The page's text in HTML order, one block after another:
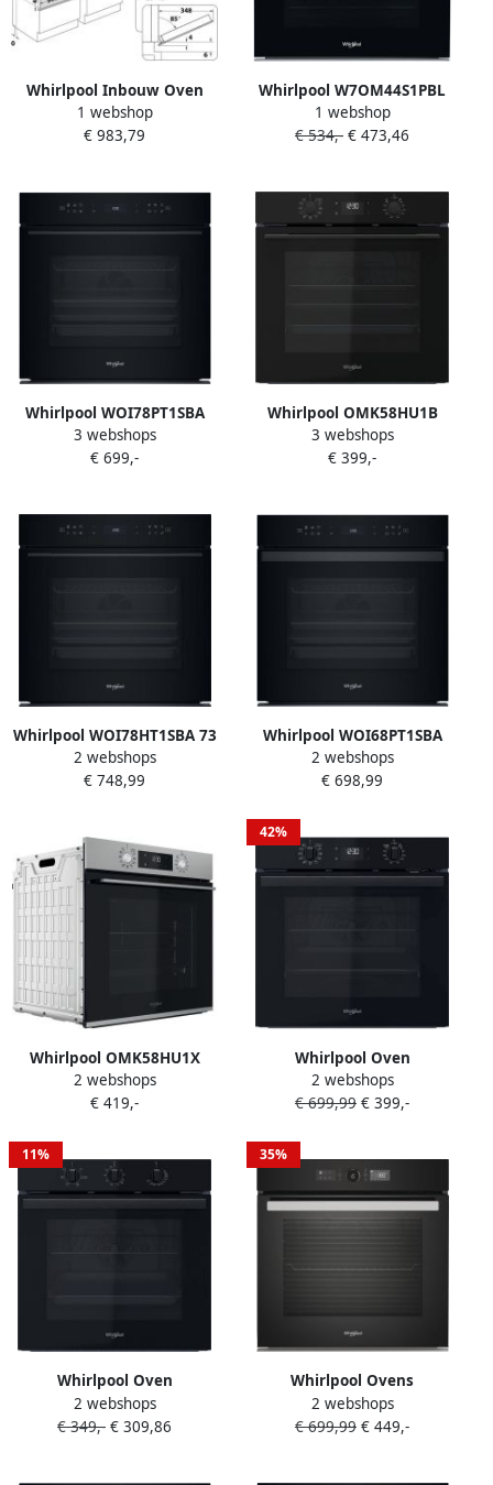
Whirlpool Inbouw Oven
W7ME450NB |
Microgolfovens |
8003437396601
1 webshop
€ 983,79
Whirlpool W7OM44S1PBL
inbouw elektrische oven
kleur zwart zelfreinigend
1 webshop
€ 534,- € 473,46
Whirlpool WOI78PT1SBA
Inbouw oven Zwart
3 webshops
€ 699,-
Whirlpool OMK58HU1B
Inbouw oven Zwart
3 webshops
€ 399,-
Whirlpool WOI78HT1SBA 73
l 3450 W Zwart
2 webshops
€ 748,99
Whirlpool WOI68PT1SBA
Inbouw oven Zwart
2 webshops
€ 698,99
Whirlpool OMK58HU1X
Inbouw oven Grijs
2 webshops
€ 419,-
42%
Whirlpool Oven
OMR58RR1B |
Heteluchtovens |
2 webshops
€ 699,99 € 399,-
11%
Whirlpool Oven
Multifunctioneel
OMR35HR0B |
2 webshops
€ 349,- € 309,86
35%
Whirlpool Ovens
AKZ96240NB |
Heteluchtovens |
2 webshops
€ 699,99 € 449,-